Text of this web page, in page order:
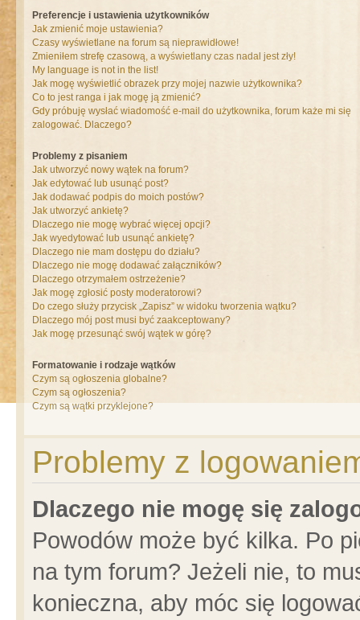
Preferencje i ustawienia użytkowników
Jak zmienić moje ustawienia?
Czasy wyświetlane na forum są nieprawidłowe!
Zmieniłem strefę czasową, a wyświetlany czas nadal jest zły!
My language is not in the list!
Jak mogę wyświetlić obrazek przy mojej nazwie użytkownika?
Co to jest ranga i jak mogę ją zmienić?
Gdy próbuję wysłać wiadomość e-mail do użytkownika, forum każe mi się
zalogować. Dlaczego?
Problemy z pisaniem
Jak utworzyć nowy wątek na forum?
Jak edytować lub usunąć post?
Jak dodawać podpis do moich postów?
Jak utworzyć ankietę?
Dlaczego nie mogę wybrać więcej opcji?
Jak wyedytować lub usunąć ankietę?
Dlaczego nie mam dostępu do działu?
Dlaczego nie mogę dodawać załączników?
Dlaczego otrzymałem ostrzeżenie?
Jak mogę zgłosić posty moderatorowi?
Do czego służy przycisk „Zapisz” w widoku tworzenia wątku?
Dlaczego mój post musi być zaakceptowany?
Jak mogę przesunąć swój wątek w górę?
Formatowanie i rodzaje wątków
Czym są ogłoszenia globalne?
Czym są ogłoszenia?
Czym są wątki przyklejone?
Problemy z
Dlaczego nie mogę się
Powodów może być kilka. Po
na tym forum? Jeżeli nie, to
konieczna, aby móc się